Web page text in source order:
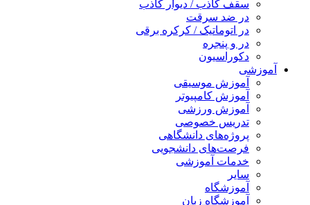
سقف کاذب / دیوار کاذب
در ضد سرقت
در اتوماتیک / کرکره برقی
در و پنجره
دکوراسیون
آموزشی
آموزش موسیقی
آموزش کامپیوتر
آموزش ورزشی
تدریس خصوصی
پروژه‌های دانشگاهی
فرصت‌های دانشجویی
خدمات آموزشی
سایر
آموزشگاه
آموزشگاه زبان